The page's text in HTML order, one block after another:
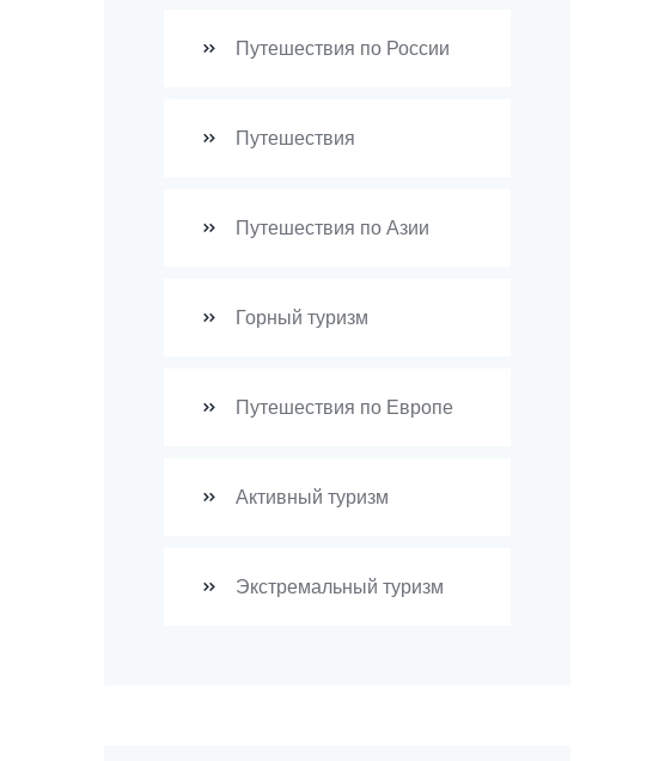
Путешествия по России
Путешествия
Путешествия по Азии
Горный туризм
Путешествия по Европе
Активный туризм
Экстремальный туризм